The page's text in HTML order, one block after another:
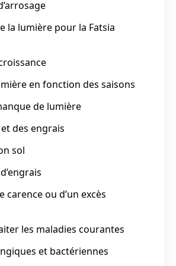
la lumière pour la Fatsia
en fonction des saisons
de lumière
des engrais
sol
carence ou d’un excès
les maladies courantes
et bactériennes